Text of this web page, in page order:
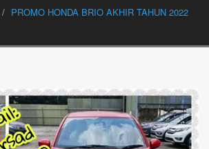
PROMO HONDA BRIO AKHIR TAHUN 2022